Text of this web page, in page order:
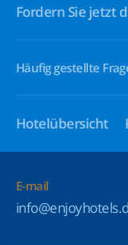
Fordern Sie jetzt
Häufig gestellte
Hotelübersicht
E-mail